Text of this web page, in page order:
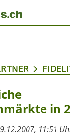
in
11:51